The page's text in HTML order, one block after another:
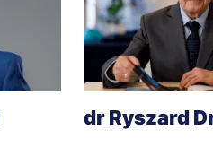
dr Ryszard